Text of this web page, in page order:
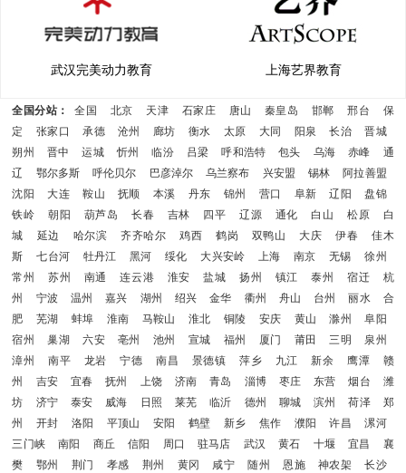
武汉完美动力教育 上海艺界教育
全国分站： 全国 北京 天津 石家庄 唐山 秦皇岛 邯郸 邢台
保
定
张家口 承德 沧州 廊坊 衡水 太原 大同 阳泉 长治
晋城
朔州
晋中 运城 忻州 临汾 吕梁 呼和浩特 包头 乌海 赤峰
通
辽
鄂尔多斯 呼伦贝尔 巴彦淖尔 乌兰察布 兴安盟 锡林
阿拉善盟
沈阳
大连 鞍山 抚顺 本溪 丹东 锦州 营口 阜新 辽阳
盘锦
铁岭
朝阳 葫芦岛 长春 吉林 四平 辽源 通化 白山 松原
白
城
延边 哈尔滨 齐齐哈尔 鸡西 鹤岗 双鸭山 大庆 伊春
佳木
斯
七台河 牡丹江 黑河 绥化 大兴安岭 上海 南京 无锡
徐州
常州
苏州 南通 连云港 淮安 盐城 扬州 镇江 泰州 宿迁
杭
州
宁波 温州 嘉兴 湖州 绍兴 金华 衢州 舟山 台州 丽水
合
肥
芜湖 蚌埠 淮南 马鞍山 淮北 铜陵 安庆 黄山 滁州
阜阳
宿州
巢湖 六安 亳州 池州 宣城 福州 厦门 莆田 三明
泉州
漳州
南平 龙岩 宁德 南昌 景德镇 萍乡 九江 新余 鹰潭
赣
州
吉安 宜春 抚州 上饶 济南 青岛 淄博 枣庄 东营 烟台
潍
坊
济宁 泰安 威海 日照 莱芜 临沂 德州 聊城 滨州 荷泽
郑
州
开封 洛阳 平顶山 安阳 鹤壁 新乡 焦作 濮阳 许昌
漯河
三门峡
南阳 商丘 信阳 周口 驻马店 武汉 黄石 十堰 宜昌
襄
樊
鄂州 荆门 孝感 荆州 黄冈 咸宁 随州 恩施 神农架
长沙